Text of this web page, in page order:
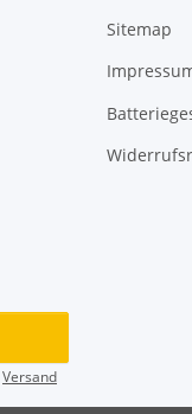
Sitemap
Versand